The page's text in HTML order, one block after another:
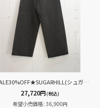
★SALE30%OFF★SUGARHILL(シュガーヒル) "CS" MODERN DENIM WIDE CUT 26880402(BLK)
27,720円(税込)
希望小売価格: 36,900円